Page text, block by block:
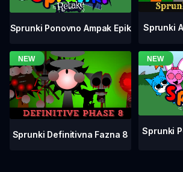
Sprunki Ponovno Ampak Epik Sprunki
Sprunki Definitivna Fazna 8 Sprunki